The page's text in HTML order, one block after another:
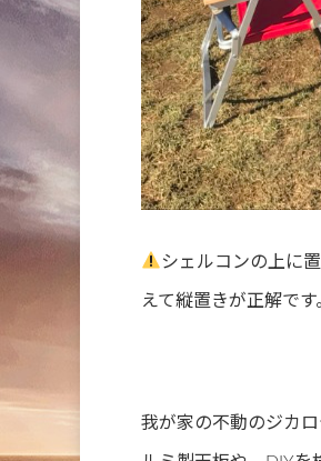
シェルコンの上に
えて縦置きが正解で
我が家の不動のジカ